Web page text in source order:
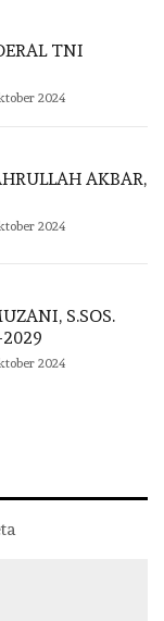
TNI
2024
AKBAR,
2024
S.SOS.
2024